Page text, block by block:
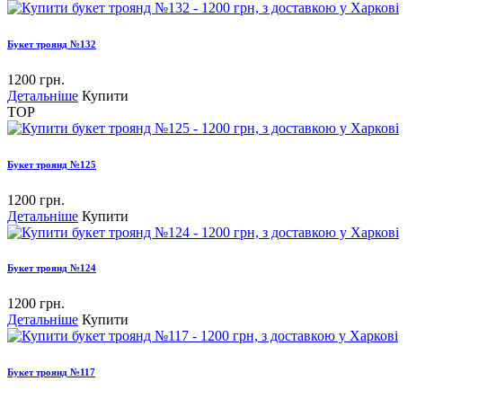
Букет троянд №132
1200 грн.
Детальніше Купити
TOP
Букет троянд №125
1200 грн.
Детальніше Купити
Букет троянд №124
1200 грн.
Детальніше Купити
Букет троянд №117